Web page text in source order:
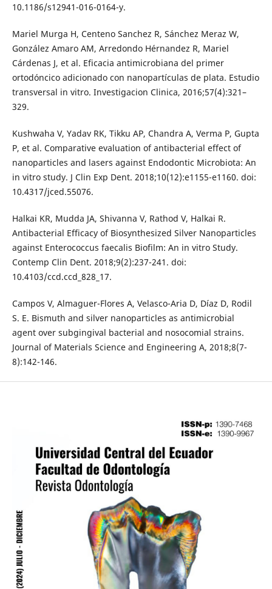
10.1186/s12941-016-0164-y.
Mariel Murga H, Centeno Sanchez R, Sánchez Meraz W,
González Amaro AM, Arredondo Hérnandez R, Mariel
Cárdenas J, et al. Eficacia antimicrobiana del primer
ortodóncico adicionado con nanopartículas de plata. Estudio
transversal in vitro. Investigacion Clinica, 2016;57(4):321–
329.
Kushwaha V, Yadav RK, Tikku AP, Chandra A, Verma P, Gupta
P, et al. Comparative evaluation of antibacterial effect of
nanoparticles and lasers against Endodontic Microbiota: An
in vitro study. J Clin Exp Dent. 2018;10(12):e1155-e1160. doi:
10.4317/jced.55076.
Halkai KR, Mudda JA, Shivanna V, Rathod V, Halkai R.
Antibacterial Efficacy of Biosynthesized Silver Nanoparticles
against Enterococcus faecalis Biofilm: An in vitro Study.
Contemp Clin Dent. 2018;9(2):237-241. doi:
10.4103/ccd.ccd_828_17.
Campos V, Almaguer-Flores A, Velasco-Aria D, Díaz D, Rodil
S. E. Bismuth and silver nanoparticles as antimicrobial
agent over subgingival bacterial and nosocomial strains.
Journal of Materials Science and Engineering A, 2018;8(7-
8):142-146.